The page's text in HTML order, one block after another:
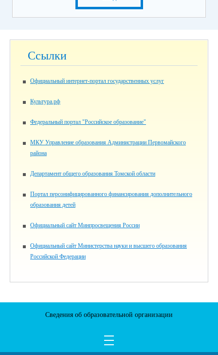
Ссылки
Официальный интернет-портал государственных услуг
Культура.рф
Федеральный портал "Российское образование"
МКУ Управление образования Администрации Первомайского
района
Департамент общего образования Томской области
Портал персонифицированного финансирования дополнительного
образования детей
Официальный сайт Минпросвещения России
Официальный сайт Министерства науки и высшего образования
Российской Федерации
Сведения об образовательной организации